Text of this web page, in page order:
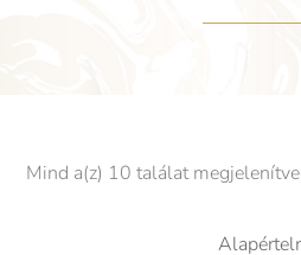
Mind a(z) 10 találat megjelenítve